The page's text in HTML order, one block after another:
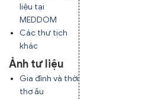
liệu tại
MEDDOM
Các thư tịch
khác
Ảnh tư liệu
Gia đình và thời
thơ ấu